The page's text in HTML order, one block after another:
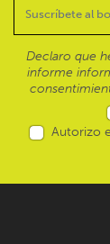
Declaro que
informe
Autorizo